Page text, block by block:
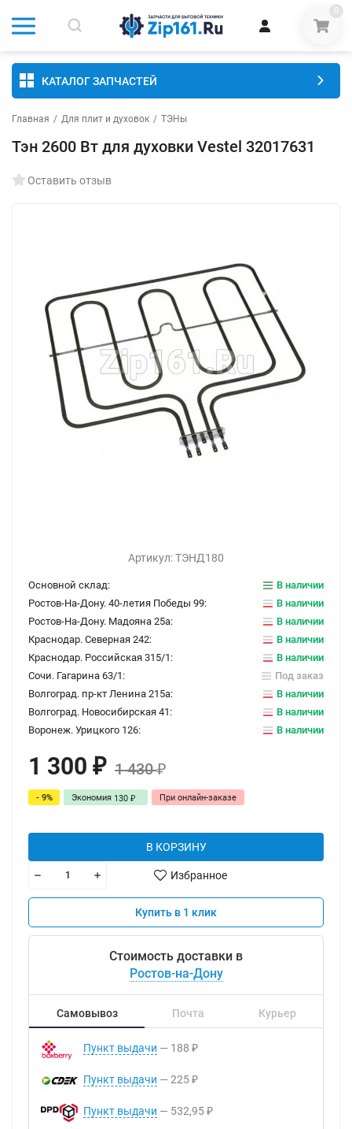
0
КАТАЛОГ ЗАПЧАСТЕЙ
Главная / Для плит и духовок / ТЭНы
Тэн 2600 Вт для духовки Vestel 32017631
Оставить отзыв
Артикул:ТЭНД180
Основной склад:
В наличии
Ростов-На-Дону. 40-летия Победы 99:
В наличии
Ростов-На-Дону. Мадояна 25а:
В наличии
Краснодар. Северная 242:
В наличии
Краснодар. Российская 315/1:
В наличии
Сочи. Гагарина 63/1:
Под заказ
Волгоград. пр-кт Ленина 215а:
В наличии
Волгоград. Новосибирская 41:
В наличии
Воронеж. Урицкого 126:
В наличии
1 300 ₽ 1 430₽
- 9% Экономия 130 ₽ При онлайн-заказе
В КОРЗИНУ
Избранное
Купить в 1 клик
Стоимость доставки в
Ростов-на-Дону
Самовывоз Почта Курьер
Пункт выдачи 188 ₽
Пункт выдачи 225 ₽
Пункт выдачи 532,95 ₽